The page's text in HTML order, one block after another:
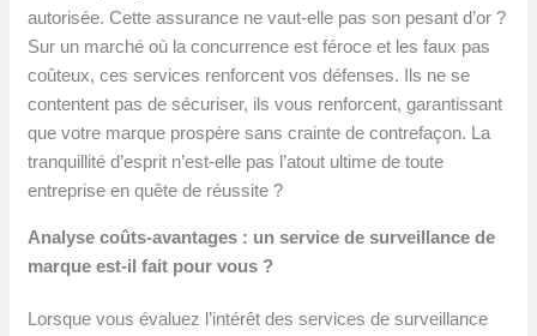
autorisée. Cette assurance ne vaut-elle pas son pesant d’or ?
Sur un marché où la concurrence est féroce et les faux pas
coûteux, ces services renforcent vos défenses. Ils ne se
contentent pas de sécuriser, ils vous renforcent, garantissant
que votre marque prospère sans crainte de contrefaçon. La
tranquillité d’esprit n’est-elle pas l’atout ultime de toute
entreprise en quête de réussite ?
Analyse coûts-avantages : un service de surveillance de
marque est-il fait pour vous ?
Lorsque vous évaluez l’intérêt des services de surveillance